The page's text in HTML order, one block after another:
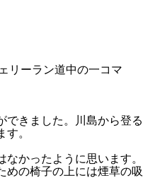
リーラン道中の一コマ
できました。川島から登
。
かったように思います。
めの椅子の上には煙草の